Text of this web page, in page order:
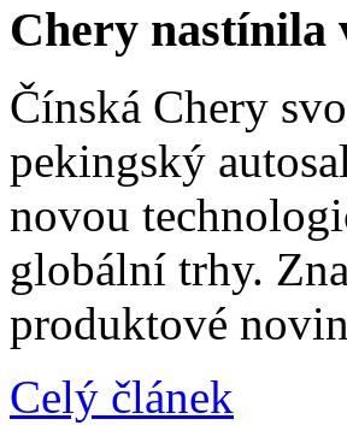
Chery nastínila
Čínská Chery
pekingský
novou
globální trhy.
produktové
Celý článek